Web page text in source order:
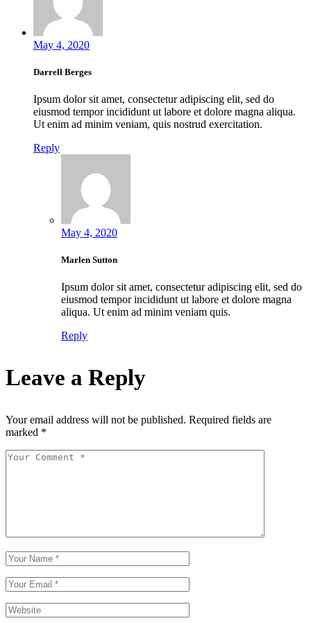
May 4, 2020
Darrell Berges
Ipsum dolor sit amet, consectetur adipiscing elit, sed do
eiusmod tempor incididunt ut labore et dolore magna aliqua.
Ut enim ad minim veniam, quis nostrud exercitation.
Reply
May 4, 2020
Marlen Sutton
Ipsum dolor sit amet, consectetur adipiscing elit, sed do
eiusmod tempor incididunt ut labore et dolore magna
aliqua. Ut enim ad minim veniam quis.
Reply
Leave a Reply
Your email address will not be published. Required fields are
marked *